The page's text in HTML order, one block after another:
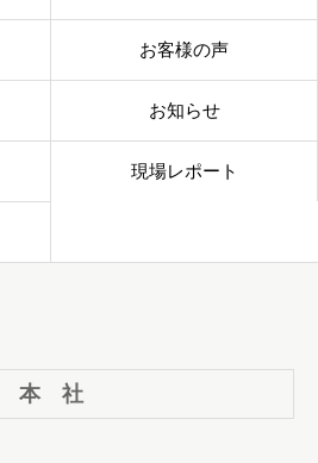
お客様の声
お知らせ
現場レポート
本 社